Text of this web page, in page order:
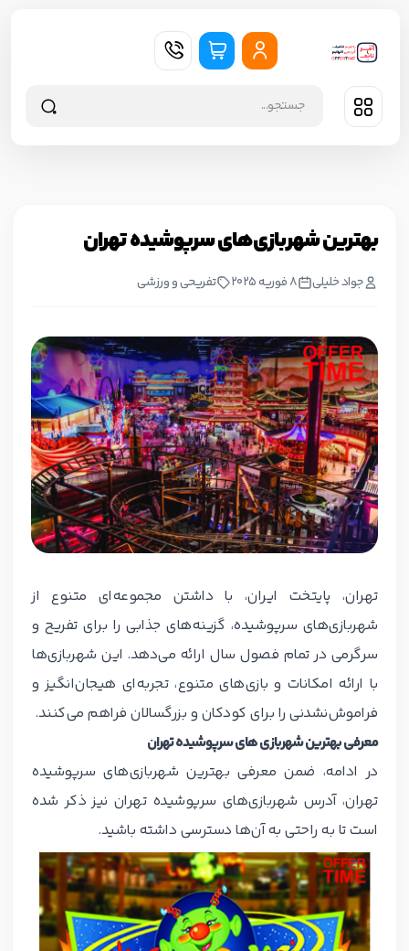
بهترین شهربازی‌های سرپوشیده تهران
جواد خليلي 8 فوریه 2025 تفریحی و ورزشی
تهران، پایتخت ایران، با داشتن مجموعه‌ای متنوع از
شهربازی‌های سرپوشیده، گزینه‌های جذابی را برای تفریح و
سرگرمی در تمام فصول سال ارائه می‌دهد. این شهربازی‌ها
با ارائه امکانات و بازی‌های متنوع، تجربه‌ای هیجان‌انگیز و
فراموش‌نشدنی را برای کودکان و بزرگسالان فراهم می‌کنند.
معرفی بهترین شهربازی های سرپوشیده تهران
در ادامه، ضمن معرفی بهترین شهربازی‌های سرپوشیده
تهران، آدرس شهربازی‌های سرپوشیده تهران نیز ذکر شده
است تا به راحتی به آن‌ها دسترسی داشته باشید.